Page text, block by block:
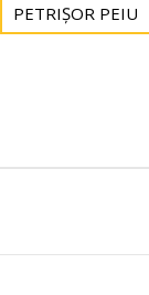
PETRIȘOR PEIU